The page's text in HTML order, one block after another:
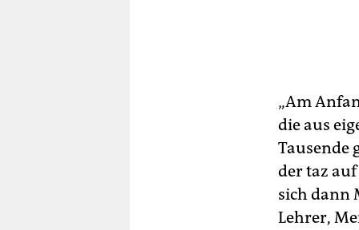
„Am
die aus
Tausende
der taz
sich dann
Lehrer,